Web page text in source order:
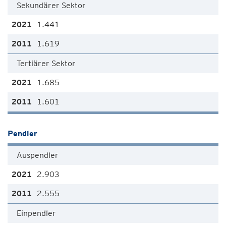
Sekundärer Sektor
1.441
1.619
Tertiärer Sektor
1.685
1.601
Pendler
Auspendler
2.903
2.555
Einpendler